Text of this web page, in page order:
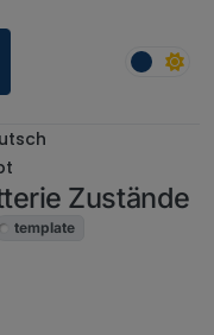
Zustände
template